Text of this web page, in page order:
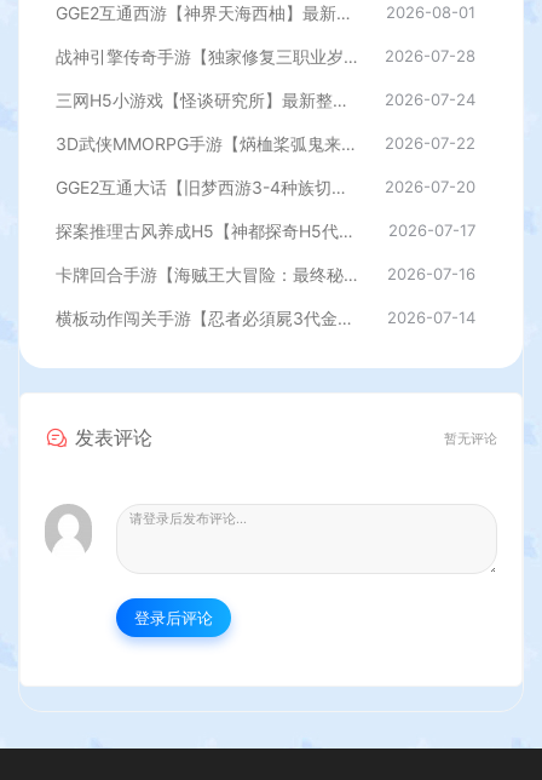
GGE2互通西游【神界天海西柚】最新整理Win系服务端+安卓苹果PC三端+内置GM工具+全套源码+详细搭建教程 2026-08-01
战神引擎传奇手游【独家修复三职业岁月无限刀-白猪3.0】最新整理Win系特色服务端+安卓苹果双端+GM授权后台+详细搭建教程 2026-07-28
三网H5小游戏【怪谈研究所】最新整理WIN系服务端+Linux手工服务端+详细搭建教程 2026-07-24
3D武侠MMORPG手游【焫桖桨弧鬼来7职业精修代金券内购版】最新整Linux手工服务端+安卓苹果双端+CDK授权后台+详细搭建教程 2026-07-22
GGE2互通大话【旧梦西游3-4种族切换】最新整理Win系服务端+安卓PC互通客户端+内置GM工具+全套源码+详细搭建教程 2026-07-20
探案推理古风养成H5【神都探奇H5代金券内购版】最新整理单机一键即玩镜像端+Linux手工服务端+CDK授权后台+详细搭建教程 2026-07-17
卡牌回合手游【海贼王大冒险：最终秘宝多区跨服版】最新整理单机一键即玩镜像端+Linux手工服务端+管理后台+CDK授权后台+安卓+详细搭建教程 2026-07-16
横板动作闯关手游【忍者必須屍3代金券内购版】最新整理单机一键即玩镜像端+Linux手工服务端+安卓苹果双端+前后端全套源码+CDK授权后台+详细搭建教程 2026-07-14
发表评论 暂无评论
登录后评论